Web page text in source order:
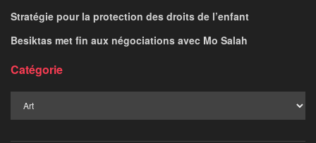
Stratégie pour la protection des droits de l’enfant
Besiktas met fin aux négociations avec Mo Salah
Catégorie